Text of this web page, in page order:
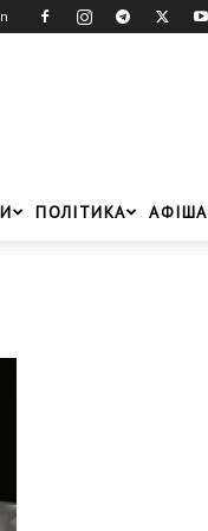
ПОЛІТИКА АФІША